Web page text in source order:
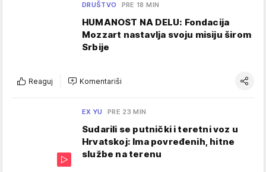
DRUŠTVO PRE 18 MIN
HUMANOST NA DELU: Fondacija
Mozzart nastavlja svoju misiju širom
Srbije
Reaguj Komentariši
EX YU PRE 23 MIN
Sudarili se putnički i teretni voz u
Hrvatskoj: Ima povređenih, hitne
službe na terenu